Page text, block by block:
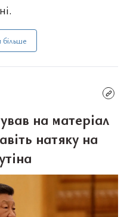
на матеріал
натяку на